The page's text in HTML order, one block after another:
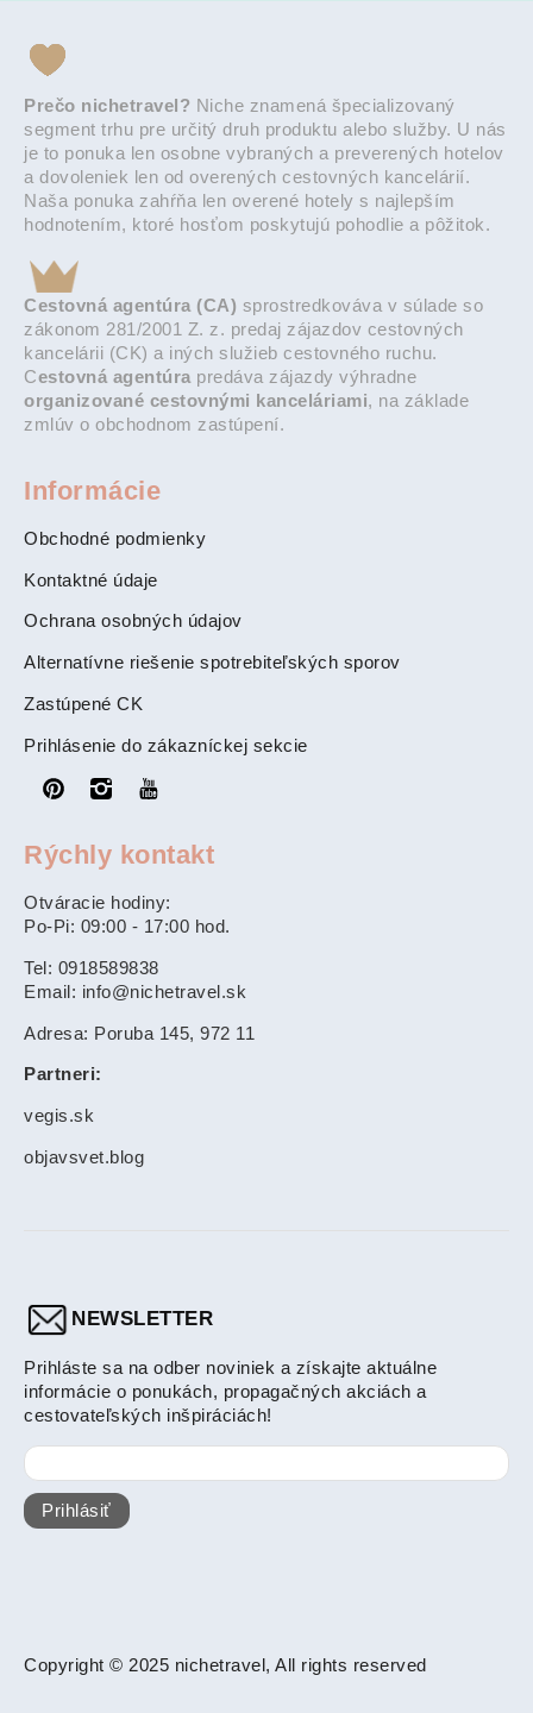
Prečo nichetravel? Niche znamená špecializovaný
segment trhu pre určitý druh produktu alebo služby. U nás
je to ponuka len osobne vybraných a preverených hotelov
a dovoleniek len od overených cestovných kancelárií.
Naša ponuka zahŕňa len overené hotely s najlepším
hodnotením, ktoré hosťom poskytujú pohodlie a pôžitok.
Cestovná agentúra (CA) sprostredkováva v súlade so
zákonom 281/2001 Z. z. predaj zájazdov cestovných
kancelárii (CK) a iných služieb cestovného ruchu.
Cestovná agentúra predáva zájazdy výhradne
organizované cestovnými kanceláriami, na základe
zmlúv o obchodnom zastúpení.
Informácie
Obchodné podmienky
Kontaktné údaje
Ochrana osobných údajov
Alternatívne riešenie spotrebiteľských sporov
Zastúpené CK
Prihlásenie do zákazníckej sekcie
Rýchly kontakt
Otváracie hodiny:
Po-Pi: 09:00 - 17:00 hod.
Tel: 0918589838
Email: info@nichetravel.sk
Adresa: Poruba 145, 972 11
Partneri:
vegis.sk
objavsvet.blog
NEWSLETTER
Prihláste sa na odber noviniek a získajte aktuálne
informácie o ponukách, propagačných akciách a
cestovateľských inšpiráciách!
Prihlásiť
Copyright © 2025 nichetravel, All rights reserved